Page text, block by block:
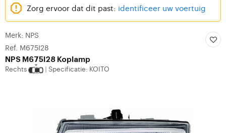
Zorg ervoor dat dit past: identificeer uw voertuig
Merk: NPS
Ref. M675I28
NPS M675I28 Koplamp
Rechts Specificatie: KOITO